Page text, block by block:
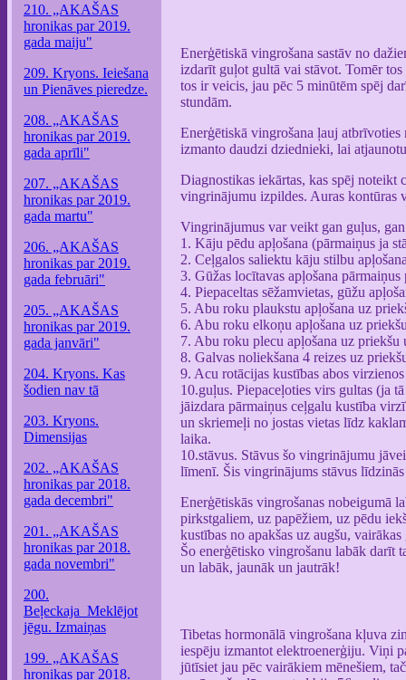
210. „AKAŠAS
hronikas par 2019.
gada maiju"
209. Kryons. Ieiešana
un Pienāves pieredze.
208. „AKAŠAS
hronikas par 2019.
gada aprīli"
207. „AKAŠAS
hronikas par 2019.
gada martu"
206. „AKAŠAS
hronikas par 2019.
gada februāri"
205. „AKAŠAS
hronikas par 2019.
gada janvāri"
204. Kryons. Kas
šodien nav tā
203. Kryons.
Dimensijas
202. „AKAŠAS
hronikas par 2018.
gada decembri"
201. „AKAŠAS
hronikas par 2018.
gada novembri"
200.
Beļeckaja_Meklējot
jēgu. Izmaiņas
199. „AKAŠAS
hronikas par 2018.
Enerģētiskā vingrošana sastāv no
izdarīt guļot gultā vai stāvot. Tomēr
tos ir veicis, jau pēc 5 minūtēm spēj
stundām.
Enerģētiskā vingrošana ļauj atbrīvoties
izmanto daudzi dziednieki, lai
Diagnostikas iekārtas, kas spēj noteikt
vingrinājumu izpildes. Auras kontūras
Vingrinājumus var veikt gan guļus,
1. Kāju pēdu apļošana (pārmaiņus ja
2. Ceļgalos saliektu kāju stilbu
3. Gūžas locītavas apļošana
4. Piepaceltas sēžamvietas, gūžu
5. Abu roku plaukstu apļošana uz
6. Abu roku elkoņu apļošana uz
7. Abu roku plecu apļošana uz priekšu
8. Galvas noliekšana 4 reizes uz
9. Acu rotācijas kustības abos
10.guļus. Piepaceļoties virs gultas (ja
jāizdara pārmaiņus ceļgalu kustība
un skriemeļi no jostas vietas līdz
laika.
10.stāvus. Stāvus šo vingrinājumu
līmenī. Šis vingrinājums stāvus
Enerģētiskās vingrošanas nobeigumā
pirkstgaliem, uz papēžiem, uz pēdu
kustības no apakšas uz augšu,
Šo enerģētisko vingrošanu labāk darīt
un labāk, jaunāk un jautrāk!
Tibetas hormonālā vingrošana kļuva
iespēju izmantot elektroenerģiju. Viņi
jūtīsiet jau pēc vairākiem mēnešiem,